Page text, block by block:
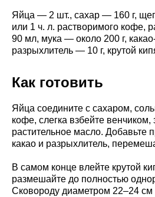
Яйца — 2 шт., сахар — 160 г,
или 1 ч. л. растворимого кофе,
90 мл, мука — около 200 г,
разрыхлитель — 10 г, крутой
Как готовить
Яйца соедините с сахаром,
кофе, слегка взбейте венчиком,
растительное масло. Добавьте
какао и разрыхлитель,
В самом конце влейте крутой
размешайте до полностью
Сковороду диаметром 22–24 см